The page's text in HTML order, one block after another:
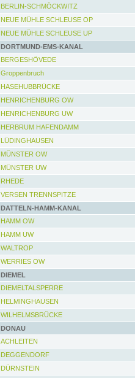
BERLIN-SCHMÖCKWITZ
NEUE MÜHLE SCHLEUSE OP
NEUE MÜHLE SCHLEUSE UP
DORTMUND-EMS-KANAL
BERGESHÖVEDE
Groppenbruch
HASEHUBBRÜCKE
HENRICHENBURG OW
HENRICHENBURG UW
HERBRUM HAFENDAMM
LÜDINGHAUSEN
MÜNSTER OW
MÜNSTER UW
RHEDE
VERSEN TRENNSPITZE
DATTELN-HAMM-KANAL
HAMM OW
HAMM UW
WALTROP
WERRIES OW
DIEMEL
DIEMELTALSPERRE
HELMINGHAUSEN
WILHELMSBRÜCKE
DONAU
ACHLEITEN
DEGGENDORF
DÜRNSTEIN